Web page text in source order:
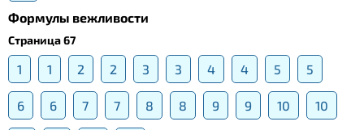
Формулы вежливости
Страница 67
1 1 2 2 3 3 4 4 5 5
6 6 7 7 8 8 9 9 10 10